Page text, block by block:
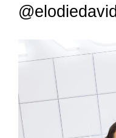
@elodiedavid